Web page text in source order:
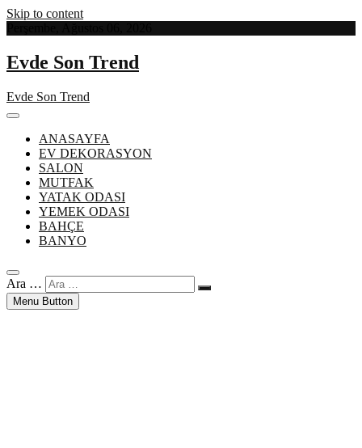
Skip to content
Evde Son Trend
Evde Son Trend
ANASAYFA
EV DEKORASYON
SALON
MUTFAK
YATAK ODASI
YEMEK ODASI
BAHÇE
BANYO
Ara …
Menu Button